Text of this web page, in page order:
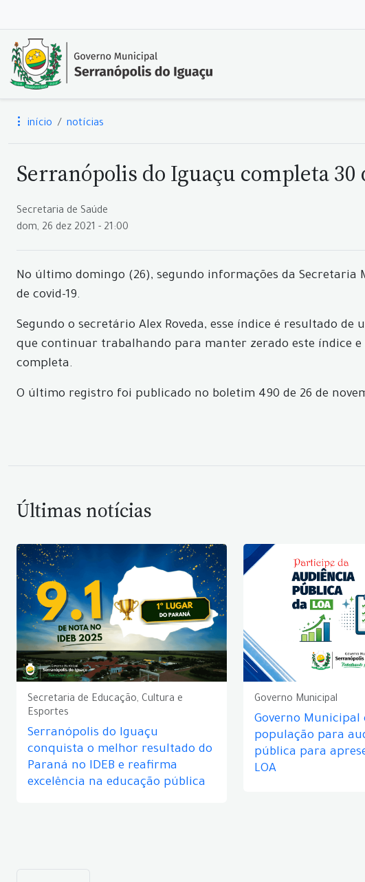
início notícias
Serranópolis do Iguaçu completa 30
Secretaria de Saúde
dom, 26 dez 2021 - 21:00
No último domingo (26), segundo informações da Secretaria
de covid-19.
Segundo o secretário Alex Roveda, esse índice é resultado
que continuar trabalhando para manter zerado este índice
completa.
O último registro foi publicado no boletim 490 de 26 de
Últimas notícias
Secretaria de Educação, Cultura e
Esportes
Serranópolis do Iguaçu
conquista o melhor resultado do
Paraná no IDEB e reafirma
excelência na educação pública
Governo Municipal
Governo Municipal
população para
pública para
LOA